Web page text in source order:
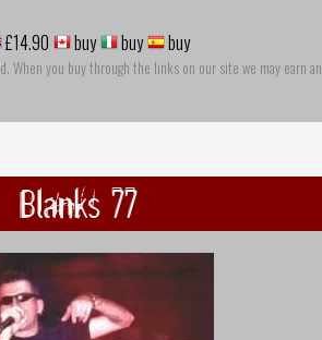
£14.90 buy buy buy
When you buy through the links on our site we may earn an
Blanks 77